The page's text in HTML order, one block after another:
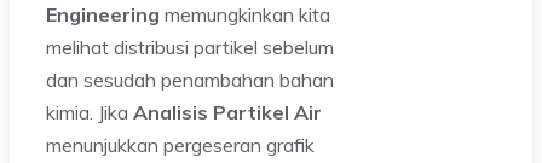
Engineering memungkinkan kita
melihat distribusi partikel sebelum
dan sesudah penambahan bahan
kimia. Jika Analisis Partikel Air
menunjukkan pergeseran grafik